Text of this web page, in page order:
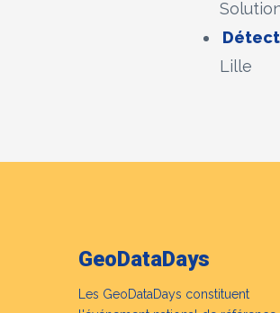
Lille
GeoDataDays
Les GeoDataDays constituent